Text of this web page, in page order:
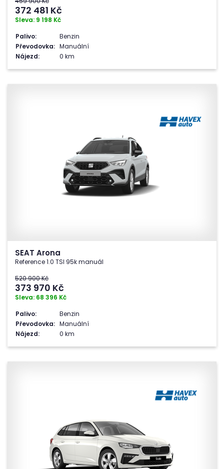
372 481 Kč
Sleva: 9 198 Kč
Palivo:
Benzin
Převodovka: Manuální
Nájezd:
0 km
SEAT Arona
Reference 1.0 TSI 95k manuál
520 900 Kč
373 970 Kč
Sleva: 68 396 Kč
Palivo:
Benzin
Převodovka: Manuální
Nájezd:
0 km